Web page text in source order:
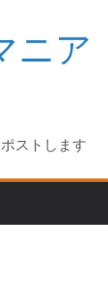
ニア
ストします